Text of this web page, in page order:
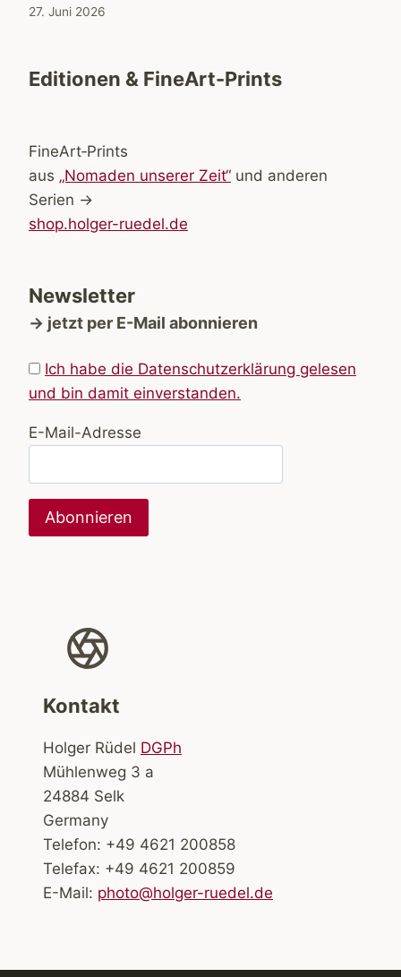
27. Juni 2026
Editionen & FineArt-Prints
FineArt‑Prints
aus „Nomaden unserer Zeit“ und anderen
Serien →
shop.holger-ruedel.de
Newsletter
→ jetzt per E-Mail abonnieren
Ich habe die Datenschutzerklärung gelesen
und bin damit einverstanden.
E-Mail-Adresse
Kontakt
Holger Rüdel DGPh
Mühlenweg 3 a
24884 Selk
Germany
Telefon: +49 4621 200858
Telefax: +49 4621 200859
E-Mail: photo@holger-ruedel.de